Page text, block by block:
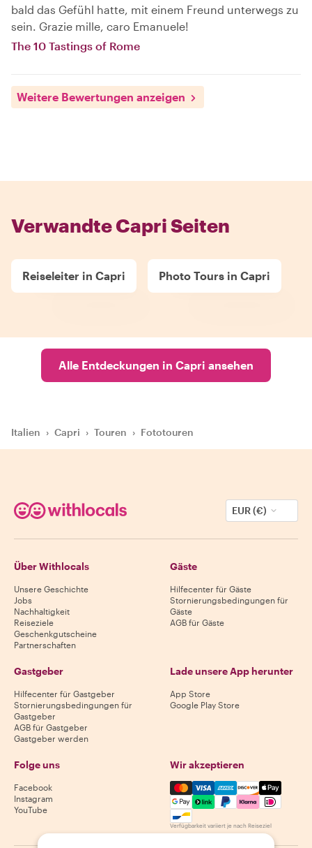
bald das Gefühl hatte, mit einem Freund unterwegs zu
sein. Grazie mille, caro Emanuele!
The 10 Tastings of Rome
Weitere Bewertungen anzeigen
Verwandte Capri Seiten
Reiseleiter in Capri Photo Tours in Capri
Alle Entdeckungen in Capri ansehen
Italien › Capri › Touren › Fototouren
EUR (€)
Über Withlocals
Unsere Geschichte
Jobs
Nachhaltigkeit
Reiseziele
Geschenkgutscheine
Partnerschaften
Gäste
Hilfecenter für Gäste
Stornierungsbedingungen für
Gäste
AGB für Gäste
Gastgeber
Hilfecenter für Gastgeber
Stornierungsbedingungen für
Gastgeber
AGB für Gastgeber
Gastgeber werden
Lade unsere App herunter
App Store
Google Play Store
Folge uns
Facebook
Instagram
YouTube
Wir akzeptieren
Mastercard, Visa, Amex,
Verfügbarkeit variiert je nach Reiseziel